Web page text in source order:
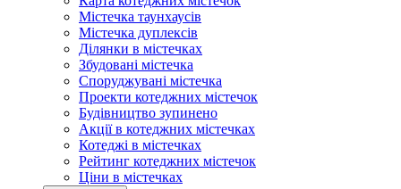
Містечка таунхаусів
Містечка дуплексів
Ділянки в містечках
Збудовані містечка
Споруджувані містечка
Проекти котеджних містечок
Будівництво зупинено
Акції в котеджних містечках
Котеджі в містечках
Рейтинг котеджних містечок
Ціни в містечках